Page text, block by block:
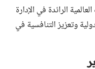
الرائدة في الإدارة
وتعزيز التنافسية في